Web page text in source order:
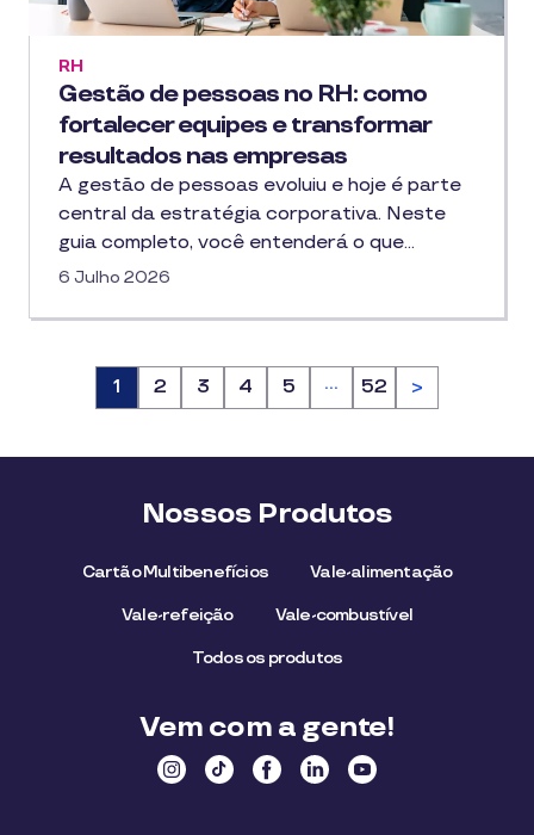
Gestão de pessoas no RH: como
fortalecer equipes e transformar
resultados nas empresas
RH
A gestão de pessoas evoluiu e hoje é parte
central da estratégia corporativa. Neste
guia completo, você entenderá o que…
6 Julho 2026
Página
1 Página
2 Página
3 Página
4 Página
5 … Página
52 >
Nossos Produtos
Cartão Multibenefícios Vale-alimentação
Vale-refeição Vale-combustível
Todos os produtos
Vem com a gente!